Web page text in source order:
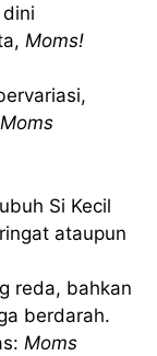
Moms!
Moms
Si Kecil
ataupun
reda, bahkan
berdarah.
Moms